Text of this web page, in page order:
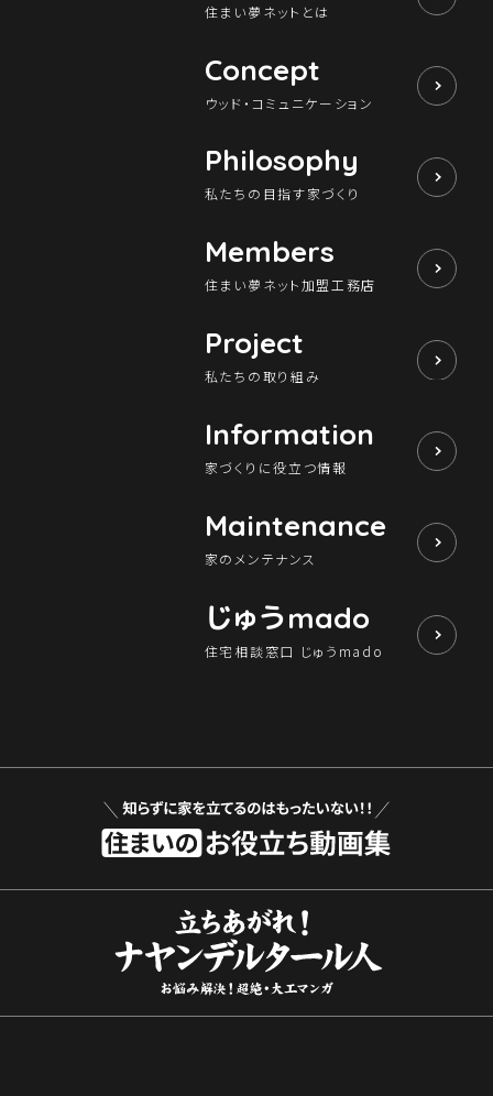
住まい夢ネットとは
Concept
ウッド・コミュニケーション
Philosophy
私たちの目指す家づくり
Members
住まい夢ネット加盟工務店
Project
私たちの取り組み
Information
家づくりに役立つ情報
Maintenance
家のメンテナンス
じゅうmado
住宅相談窓口 じゅうmado